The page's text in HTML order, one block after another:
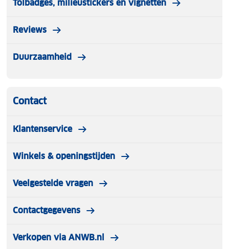
Tolbadges, milieustickers en vignetten
Reviews
Duurzaamheid
Contact
Klantenservice
Winkels & openingstijden
Veelgestelde vragen
Contactgegevens
Verkopen via ANWB.nl